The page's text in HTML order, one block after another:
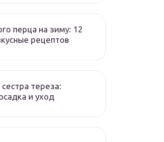
перца на зиму: 12
рецептов
тереза:
и уход